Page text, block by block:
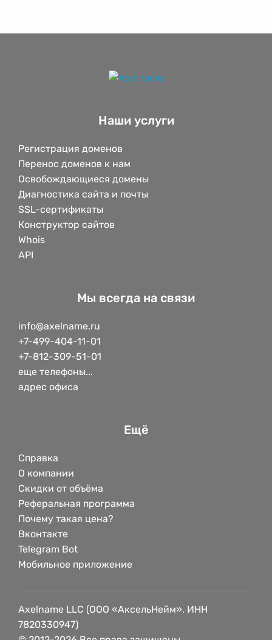
Наши услуги
Регистрация доменов
Перенос доменов к нам
Освобождающиеся домены
Диагностика сайта и почты
SSL-сертификаты
Конструктор сайтов
Whois
API
Мы всегда на связи
info@axelname.ru
+7-499-404-11-01
+7-812-309-51-01
еще телефоны...
адрес офиса
Ещё
Справка
О компании
Скидки от объёма
Реферальная программа
Почему такая цена?
Вконтакте
Telegram Bot
Мобильное приложение
Axelname LLC (ООО «АксельНейм», ИНН
7820330947)